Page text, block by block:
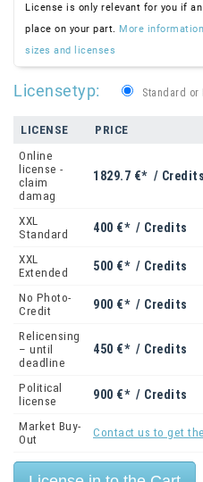
License is only relevant for you if
place on your part. More
sizes and licenses
Licensetyp: Standard or
LICENSE PRICE
Online
license -
claim
damag
1829.7 €* / Credits
XXL
Standard
400 €* / Credits
XXL
Extended
500 €* / Credits
No Photo-
Credit
900 €* / Credits
Relicensing
– until
deadline
450 €* / Credits
Political
license
900 €* / Credits
Market Buy-
Out
Contact us to get